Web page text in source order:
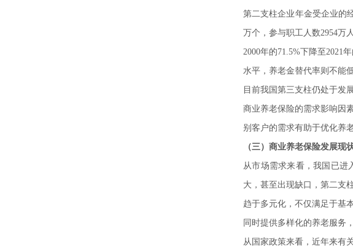
第二支柱企业年金受企业的
万个，参与职工人数2954万
2000年的71.5%下降至2021
水平，养老金替代率则不能
目前我国第三支柱仍处于发
商业养老保险的需求影响因
别客户的需求有助于优化养
（三）商业养老保险发展现
从市场需求来看，我国已进
大，甚至出现缺口，第二支
趋于多元化，不仅满足于基
同时提供多样化的养老服务
从国家政策来看，近年来有